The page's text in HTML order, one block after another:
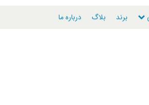
برند بلاگ
درباره ما